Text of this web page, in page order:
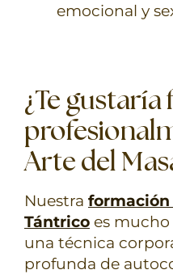
emocional y
¿Te
Arte del
Nuestra formación
Tántricoes mucho
una técnica
profunda de